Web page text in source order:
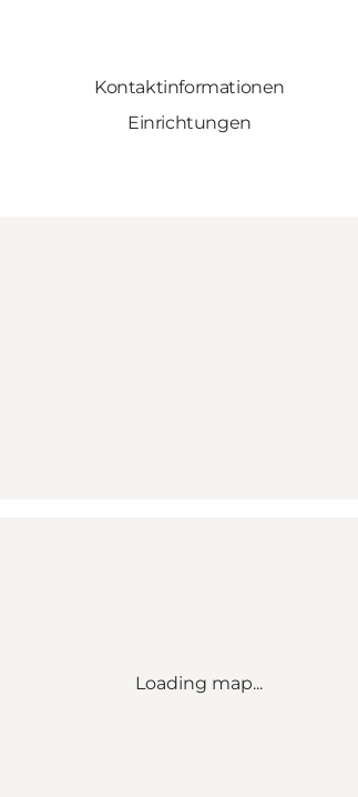
Kontaktinformationen
Einrichtungen
Loading map...